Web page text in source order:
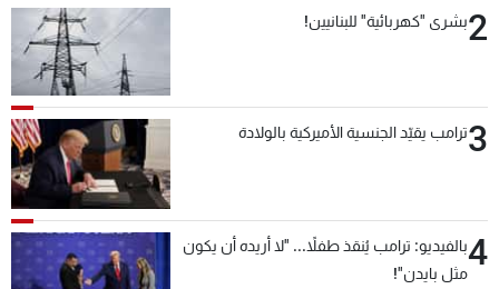
2بشرى "كهربائية" للبنانيين!
3ترامب يقيّد الجنسية الأميركية بالولادة
4بالفيديو: ترامب يُنقذ طفلاً... "لا أريده أن يكون
مثل بايدن"!